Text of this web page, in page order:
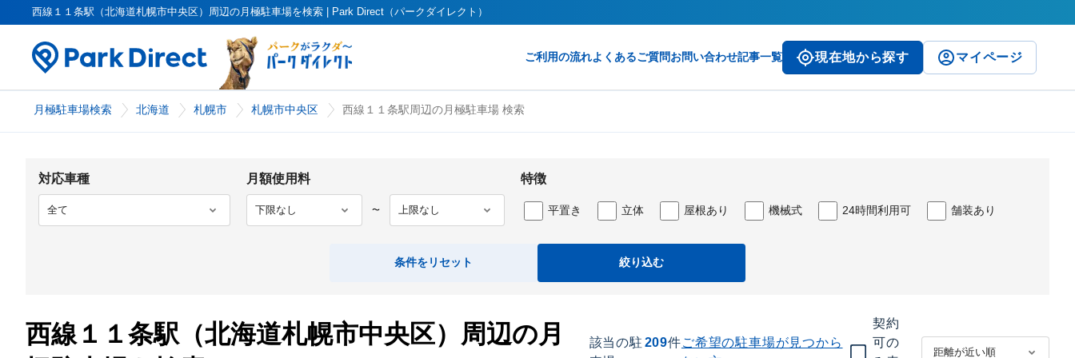
西線１１条駅（北海道札幌市中央区）周辺の月極駐車場を検索 | Park Direct（パークダイレクト）
ご利用の流れよくあるご質問お問い合わせ記事一覧 現在地から探す マイページ
月極駐車場検索 北海道 札幌市 札幌市中央区 西線１１条駅周辺の月極駐車場 検索
対応車種 月額使用料
〜
特徴
平置き 立体 屋根あり 機械式 24時間利用可 舗装あり
条件をリセット 絞り込む
西線１１条駅（北海道札幌市中央区）周辺の月
該当の駐 209件ご希望の駐車場が見つから
契約
可の